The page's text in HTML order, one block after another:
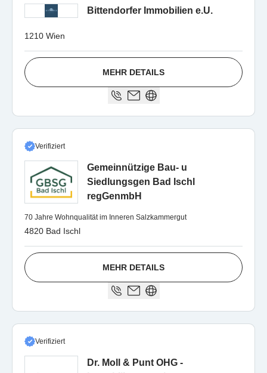
Bittendorfer Immobilien e.U.
1210 Wien
MEHR DETAILS
Verifiziert
Gemeinnützige Bau- u
Siedlungsgen Bad Ischl
regGenmbH
70 Jahre Wohnqualität im Inneren Salzkammergut
4820 Bad Ischl
MEHR DETAILS
Verifiziert
Dr. Moll & Punt OHG -